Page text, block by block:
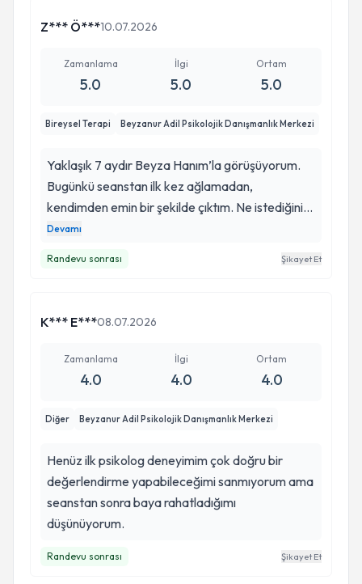
Z*** Ö***10.07.2026
Zamanlama
5.0
İlgi
5.0
Ortam
5.0
Bireysel Terapi Beyzanur Adil Psikolojik Danışmanlık Merkezi
Yaklaşık 7 aydır Beyza Hanım’la görüşüyorum.
Bugünkü seanstan ilk kez ağlamadan,
kendimden emin bir şekilde çıktım. Ne istediğini
bilen, hangi konular için mücadele etmesi
önümde uzun bir yol var, fakat bu yolu Beyza
Hanım’la yürümek bana cesaret, güç ve güven
kattıkları için kendisine gönülden teşekkür
Devamı
Randevu sonrası Şikayet Et
K*** E***08.07.2026
Zamanlama
4.0
İlgi
4.0
Ortam
4.0
Diğer Beyzanur Adil Psikolojik Danışmanlık Merkezi
Henüz ilk psikolog deneyimim çok doğru bir
değerlendirme yapabileceğimi sanmıyorum ama
seanstan sonra baya rahatladığımı
düşünüyorum.
Randevu sonrası Şikayet Et